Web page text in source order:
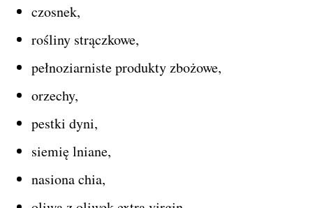
czosnek,
rośliny strączkowe,
pełnoziarniste produkty zbożowe,
orzechy,
pestki dyni,
siemię lniane,
nasiona chia,